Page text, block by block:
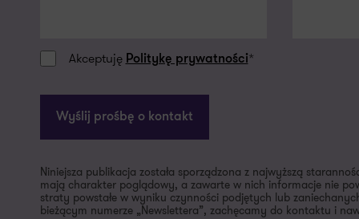
Akceptuję Politykę prywatności*
Wyślij prośbę o kontakt
Niniejsza publikacja została sporządzona z najwyższą
mają charakter poglądowy, a zawarte w nich informacje nie
straty powstałe w wyniku czynności podjętych lub
bieżącym numerze „Newslettera”, zachęcamy do kontaktu i